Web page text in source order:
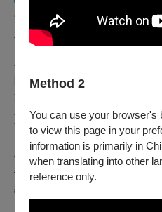
Method 2
You can use your browser's
to view this page in your
information is primarily in
when translating into other
reference only.
▚
浩明創意工作室由劇場製作人
立基於獨立製作與場館工作的
創意發想走向觀眾的過程中，
持。
團隊以製作角度參與創作初期
念，在有限資源中協助平衡創
之間的溝通橋樑，確保作品能
前提下，被清楚理解與感受。
同時，浩明創意工作室亦重視
銷策略的整合，拉近表演藝術
停留於舞台之上，更能成為與
經驗。